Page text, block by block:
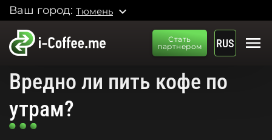
Ваш город: Тюмень expand_more
Стать
партнером
RUS menu
Вредно ли пить кофе по
утрам?